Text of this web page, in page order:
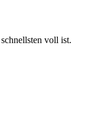
voll ist.